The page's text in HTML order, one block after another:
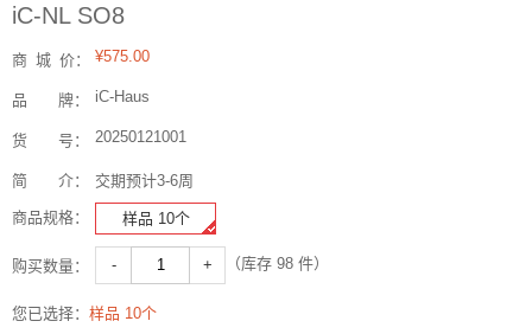
iC-NL SO8
商 城 价： ¥575.00
品 牌： iC-Haus
货 号： 20250121001
简 介： 交期预计3-6周
商品规格： 样品 10个
购买数量： - + （库存 98 件）
您已选择： 样品 10个